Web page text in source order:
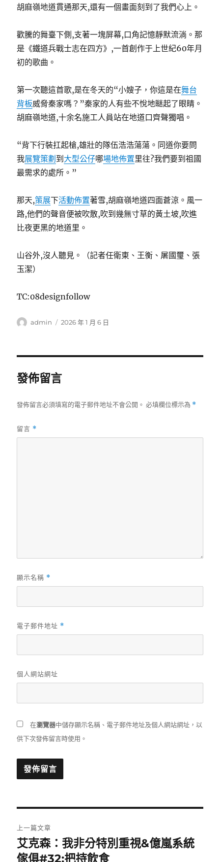
胡麻嶺地道貫通那天,還有一個畫面刻到了我們心上。
歡騰的舞臺下側,支著一塊屏幕,口角記憶靜默流淌。那
是《鐵道兵戰士志在四方》,一首創作于上世紀60年月
初的歌曲。
第一次聽這首歌,是在冬天的“小嫂子，你這是在舞台
背板威脅秦家嗎？”秦家的人有些不悅地瞇起了眼睛。
胡麻嶺地道,十余名施工人員站在地道口齊聲獨唱。
“背下行裝扛起槍,雄壯的隊伍浩浩蕩蕩。同道你要問
我展覽策劃 到 大型公仔哪場地佈置里往?我們要到祖國
最需求的處所。”
那天,策展下活動佈置著雪,胡麻嶺地道四面蒼涼。風一
路,他們的聲音便被吹散,吹到幾無寸草的黃土坡,吹進
比夜更黑的地道里。
山谷外,沒人聽見。（記者任衛東、王衡、屠國璽、張
玉潔）
TC:08designfollow
作
admin
發
2026 年 1 月 6 日
發佈留言
發佈留言必須填寫的電子郵件地址不會公開。 必填欄位標示為 *
留言 *
顯示名稱 *
電子郵件地址 *
個人網站網址
在瀏覽器中儲存顯示名稱、電子郵件地址及個人網站網址，以
供下次發佈留言時使用。
章
上一篇文章
上
一
艾克森：我非分特別重視&億嵐系統
傢俱#32;把持飲食